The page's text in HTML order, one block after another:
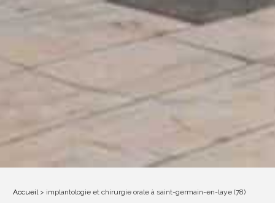
Accueil > implantologie et chirurgie orale à saint-germain-en-laye (78)